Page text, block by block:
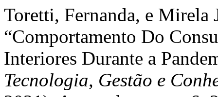
Toretti, Fernanda, e Mirela
“Comportamento Do
Interiores Durante a
Tecnologia, Gestão e